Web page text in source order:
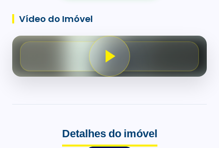
Vídeo do Imóvel
Detalhes do imóvel